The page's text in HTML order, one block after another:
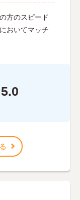
方のスピード
おいてマッチ
5.0